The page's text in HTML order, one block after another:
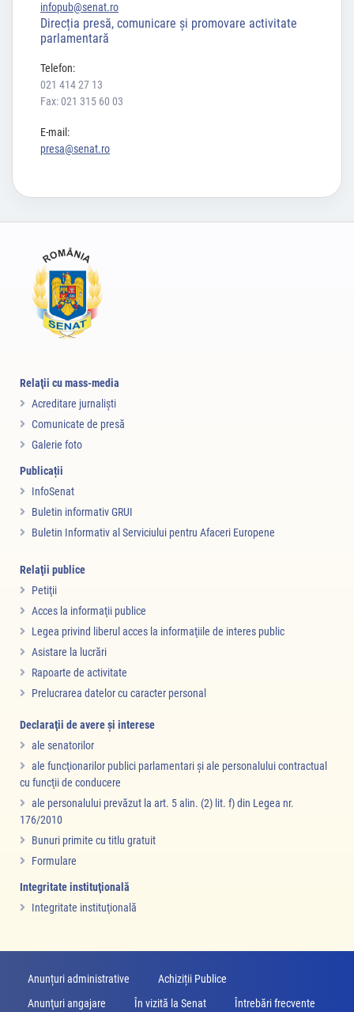
infopub@senat.ro
Direcția presă, comunicare și promovare activitate
parlamentară
Telefon:
021 414 27 13
Fax: 021 315 60 03
E-mail:
presa@senat.ro
Relaţii cu mass-media
Acreditare jurnalişti
Comunicate de presă
Galerie foto
Publicații
InfoSenat
Buletin informativ GRUI
Buletin Informativ al Serviciului pentru Afaceri Europene
Relaţii publice
Petiţii
Acces la informaţii publice
Legea privind liberul acces la informaţiile de interes public
Asistare la lucrări
Rapoarte de activitate
Prelucrarea datelor cu caracter personal
Declaraţii de avere şi interese
ale senatorilor
ale funcţionarilor publici parlamentari şi ale personalului contractual
cu funcţii de conducere
ale personalului prevăzut la art. 5 alin. (2) lit. f) din Legea nr.
176/2010
Bunuri primite cu titlu gratuit
Formulare
Integritate instituţională
Integritate instituţională
Anunțuri administrative
Achiziții Publice
Anunţuri angajare
În vizită la Senat Întrebări frecvente